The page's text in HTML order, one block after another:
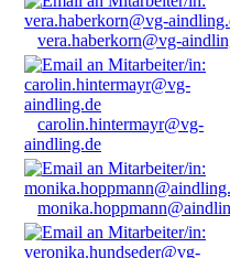
vera.haberkorn@vg-
carolin.hintermayr@vg-
aindling.de